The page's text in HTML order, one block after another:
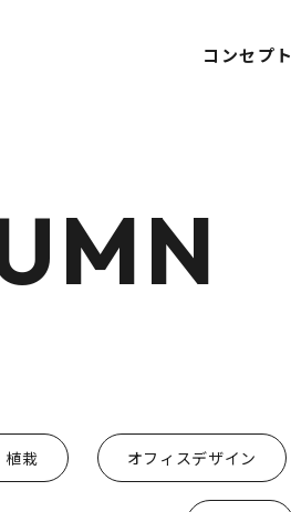
コンセプト
植栽 オフィスデザイン